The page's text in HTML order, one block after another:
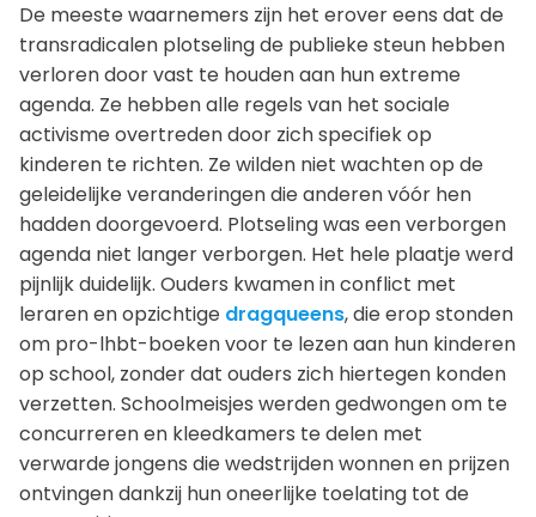
De meeste waarnemers zijn het erover eens dat de
transradicalen plotseling de publieke steun hebben
verloren door vast te houden aan hun extreme
agenda. Ze hebben alle regels van het sociale
activisme overtreden door zich specifiek op
kinderen te richten. Ze wilden niet wachten op de
geleidelijke veranderingen die anderen vóór hen
hadden doorgevoerd. Plotseling was een verborgen
agenda niet langer verborgen. Het hele plaatje werd
pijnlijk duidelijk. Ouders kwamen in conflict met
leraren en opzichtige dragqueens, die erop stonden
om pro-lhbt-boeken voor te lezen aan hun kinderen
op school, zonder dat ouders zich hiertegen konden
verzetten. Schoolmeisjes werden gedwongen om te
concurreren en kleedkamers te delen met
verwarde jongens die wedstrijden wonnen en prijzen
ontvingen dankzij hun oneerlijke toelating tot de